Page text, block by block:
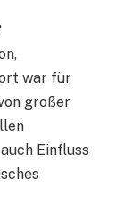
war für
großer
Einfluss